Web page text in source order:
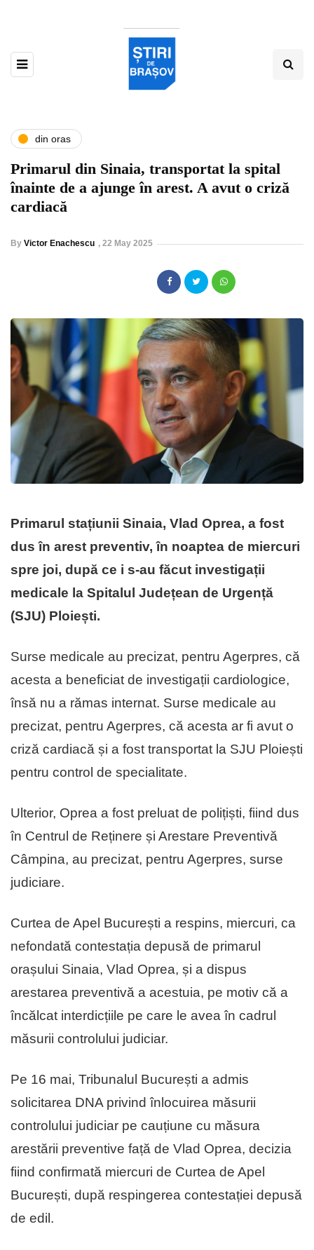
din oras
Primarul din Sinaia, transportat la spital
înainte de a ajunge în arest. A avut o criză
cardiacă
By Victor Enachescu , 22 May 2025
Primarul stațiunii Sinaia, Vlad Oprea, a fost
dus în arest preventiv, în noaptea de miercuri
spre joi, după ce i s-au făcut investigații
medicale la Spitalul Județean de Urgență
(SJU) Ploiești.
Surse medicale au precizat, pentru Agerpres, că
acesta a beneficiat de investigații cardiologice,
însă nu a rămas internat. Surse medicale au
precizat, pentru Agerpres, că acesta ar fi avut o
criză cardiacă și a fost transportat la SJU Ploiești
pentru control de specialitate.
Ulterior, Oprea a fost preluat de polițiști, fiind dus
în Centrul de Reținere și Arestare Preventivă
Câmpina, au precizat, pentru Agerpres, surse
judiciare.
Curtea de Apel București a respins, miercuri, ca
nefondată contestația depusă de primarul
orașului Sinaia, Vlad Oprea, și a dispus
arestarea preventivă a acestuia, pe motiv că a
încălcat interdicțiile pe care le avea în cadrul
măsurii controlului judiciar.
Pe 16 mai, Tribunalul București a admis
solicitarea DNA privind înlocuirea măsurii
controlului judiciar pe cauțiune cu măsura
arestării preventive față de Vlad Oprea, decizia
fiind confirmată miercuri de Curtea de Apel
București, după respingerea contestației depusă
de edil.